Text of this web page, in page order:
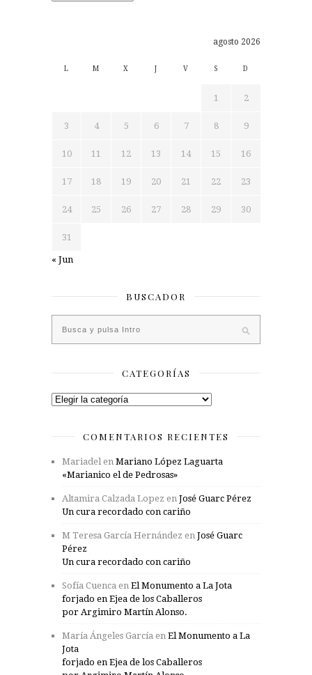
agosto 2026
L M X J V S D
1 2
3 4 5 6 7 8 9
10 11 12 13 14 15 16
17 18 19 20 21 22 23
24 25 26 27 28 29 30
31
« Jun
BUSCADOR
CATEGORÍAS
Categorías
COMENTARIOS RECIENTES
Mariadel en Mariano López Laguarta
«Marianico el de Pedrosas»
Altamira Calzada Lopez en José Guarc Pérez
Un cura recordado con cariño
M Teresa García Hernández en José Guarc
Pérez
Un cura recordado con cariño
Sofía Cuenca en El Monumento a La Jota
forjado en Ejea de los Caballeros
por Argimiro Martín Alonso.
María Ángeles García en El Monumento a La
Jota
forjado en Ejea de los Caballeros